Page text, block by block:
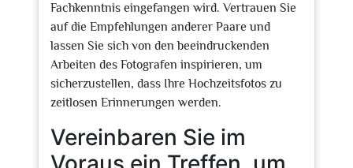
Fachkenntnis eingefangen wird. Vertrauen Sie
auf die Empfehlungen anderer Paare und
lassen Sie sich von den beeindruckenden
Arbeiten des Fotografen inspirieren, um
sicherzustellen, dass Ihre Hochzeitsfotos zu
zeitlosen Erinnerungen werden.
Vereinbaren Sie im